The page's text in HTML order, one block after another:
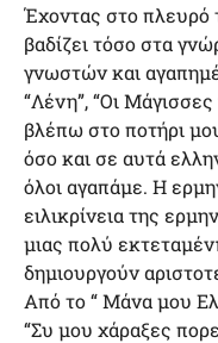
Έχοντας στο πλευρό
βαδίζει τόσο στα
γνωστών και
“Λένη”, “Οι
βλέπω στο ποτήρι
όσο και σε αυτά
όλοι αγαπάμε. Η
ειλικρίνεια της
μιας πολύ
δημιουργούν
Από το “ Μάνα μου
“Συ μου χάραξες